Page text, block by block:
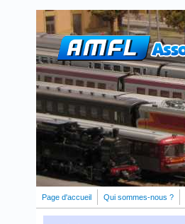
Page d'accueil Qui sommes-nous ?